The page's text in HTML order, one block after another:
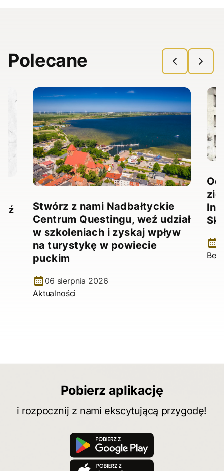
Polecane
Stwórz z nami Nadbałtyckie
Centrum Questingu, weź udział
w szkoleniach i zyskaj wpływ
na turystykę w powiecie
puckim
06 sierpnia 2026
Aktualności
Bez
Pobierz aplikację
i rozpocznij z nami ekscytującą przygodę!